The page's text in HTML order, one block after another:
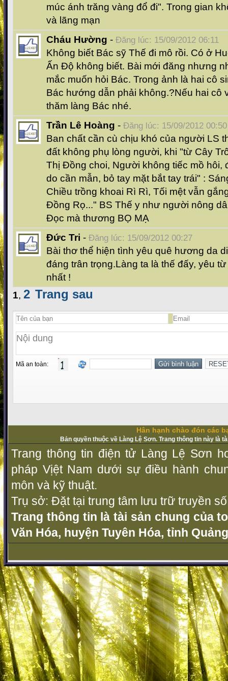
múc ánh trăng vàng đổ đi". Trong gian
và lãng mạn
Cháu Hường - Đăng lúc: 15/09/2012 06:11
Không biết Bác sỹ Thế đi mô rồi. Có ở
Ấn Độ không biết. Bài mới đăng nhưng
mắc muốn hỏi Bác. Trong ảnh là hai cô
Bác hướng dẫn phải không.?Nếu hai cô
thăm làng Bác nhé.
Trần Lê Hoàng - Đăng lúc: 15/09/2012 00:50
Ban chất cần cù chịu khó của người LS
đất không phụ lòng người, khi "từ Cây
Thị Đồng choi, Người không tiếc mồ hôi,
do cần mẫn, bỏ tay mặt bắt tay trái" :
Chiều trồng khoai Rì Rì, Tối mệt vẫn
Đồng Rọ..." BS Thế y như người nông
Đọc mà thương BỌ MẠ
Đức Tri - Đăng lúc: 15/09/2012 00:27
Bài thơ thể hiện tình yêu quê hương da
đáng trân trọng.Làng ta là thế đấy, yêu
nhất !
1, 2 Trang sau
Mã an toàn:
Hân hạnh chào đón các
Bản quyền thuộc về Làng Lệ Sơn. Trang thông tin này là
Trang thông tin điện tử Làng Lệ Sơn
pháp Vịệt Nam dưới sự điều hành
môn và kỹ thuật.
Trụ sở: Đặt tại trung tâm lưu trữ truyền
Trang thông tin là tài sản chung của
Văn Hóa, huyện Tuyên Hóa, tỉnh